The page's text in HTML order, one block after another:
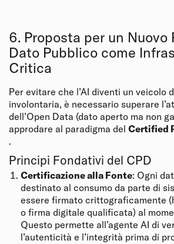
6. Proposta per un Nuovo
Dato Pubblico come
Critica
Per evitare che l’AI diventi un veicolo
involontaria, è necessario superare
dell’Open Data (dato aperto ma non
approdare al paradigma del Certified
.
Principi Fondativi del CPD
Certificazione alla Fonte: Ogni
destinato al consumo da parte di
essere firmato crittograficamente
o firma digitale qualificata) al
Questo permette all’agente AI di
l’autenticità e l’integrità prima di